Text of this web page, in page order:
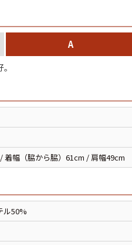
A
着幅（脇から脇）61cm / 肩幅49cm
ル50%